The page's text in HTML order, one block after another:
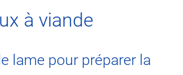
à viande
lame pour préparer la